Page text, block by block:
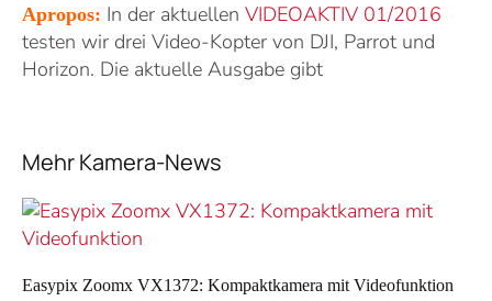
Apropos: In der aktuellen VIDEOAKTIV 01/2016
testen wir drei Video-Kopter von DJI, Parrot und
Horizon. Die aktuelle Ausgabe gibt
Mehr Kamera-News
Easypix Zoomx VX1372: Kompaktkamera mit Videofunktion